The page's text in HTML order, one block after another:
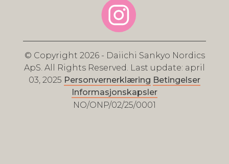
© Copyright 2026 - Daiichi Sankyo Nordics
ApS. All Rights Reserved. Last update: april
03, 2025 Personvernerklæring Betingelser
Informasjonskapsler
NO/ONP/02/25/0001